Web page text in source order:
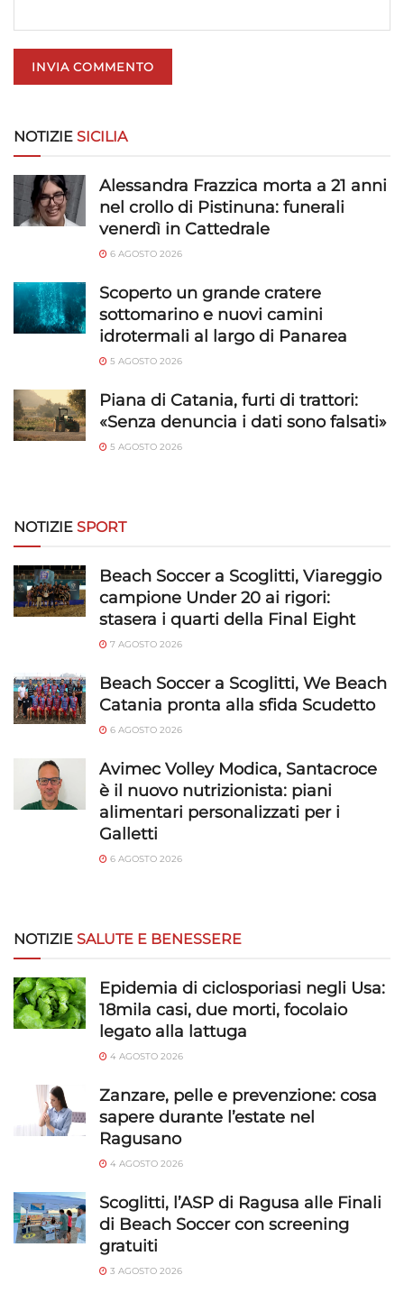
NOTIZIE SICILIA
Alessandra Frazzica morta a 21 anni
nel crollo di Pistinuna: funerali
venerdì in Cattedrale
6 AGOSTO 2026
Scoperto un grande cratere
sottomarino e nuovi camini
idrotermali al largo di Panarea
5 AGOSTO 2026
Piana di Catania, furti di trattori:
«Senza denuncia i dati sono falsati»
5 AGOSTO 2026
NOTIZIE SPORT
Beach Soccer a Scoglitti, Viareggio
campione Under 20 ai rigori:
stasera i quarti della Final Eight
7 AGOSTO 2026
Beach Soccer a Scoglitti, We Beach
Catania pronta alla sfida Scudetto
6 AGOSTO 2026
Avimec Volley Modica, Santacroce
è il nuovo nutrizionista: piani
alimentari personalizzati per i
Galletti
6 AGOSTO 2026
NOTIZIE SALUTE E BENESSERE
Epidemia di ciclosporiasi negli Usa:
18mila casi, due morti, focolaio
legato alla lattuga
4 AGOSTO 2026
Zanzare, pelle e prevenzione: cosa
sapere durante l’estate nel
Ragusano
4 AGOSTO 2026
Scoglitti, l’ASP di Ragusa alle Finali
di Beach Soccer con screening
gratuiti
3 AGOSTO 2026